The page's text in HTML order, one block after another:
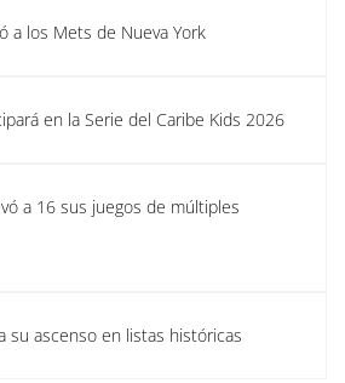
a los Mets de Nueva York
en la Serie del Caribe Kids 2026
a 16 sus juegos de múltiples
su ascenso en listas históricas